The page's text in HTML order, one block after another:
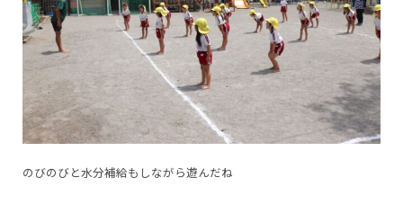
のびのびと水分補給もしながら遊んだね